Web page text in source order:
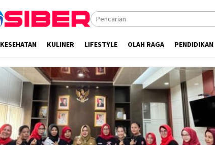
KESEHATAN KULINER LIFESTYLE OLAH RAGA PENDIDIKAN